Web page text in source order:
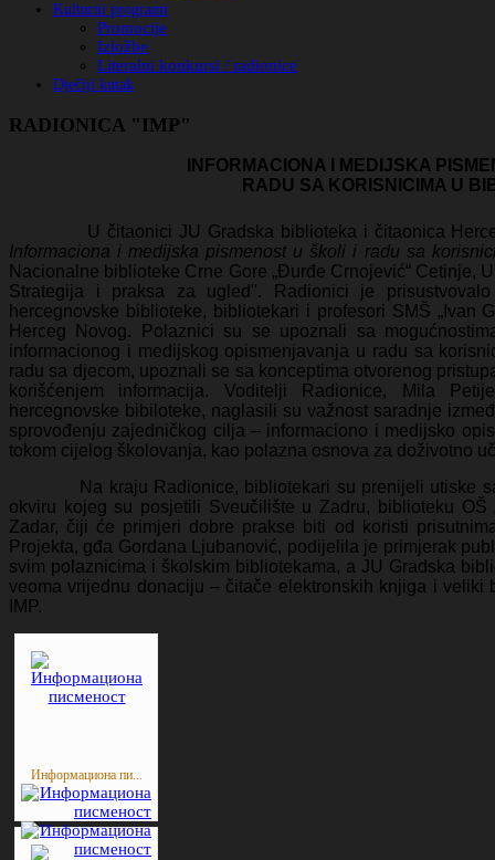
Kulturni programi
Promocije
Izložbe
Literalni konkursi / radionice
Dječiji kutak
RADIONICA "IMP"
INFORMACIONA I MEDIJSKA
RADU SA KORISNICIMA U
U čitaonici JU Gradska biblioteka i čitaonica Herceg
Informaciona i medijska pismenost u školi i radu sa
Nacionalne biblioteke Crne Gore „Đurđe Crnojević“ Cetinje,
Strategija i praksa za ugled". Radionici je
hercegnovske biblioteke, bibliotekari i profesori SMŠ „Ivan
Herceg Novog. Polaznici su se upoznali sa
informacionog i medijskog opismenjavanja u radu sa
radu sa djecom, upoznali se sa konceptima otvorenog
korišćenjem informacija. Voditelji Radionice, Mila
hercegnovske bibiloteke, naglasili su važnost saradnje
sprovođenju zajedničkog cilja – informaciono i medijsko
tokom cijelog školovanja, kao polazna osnova za doživotno
Na kraju Radionice, bibliotekari su prenijeli utiske sa
okviru kojeg su posjetili Sveučilište u Zadru, biblioteku OŠ
Zadar, čiji će primjeri dobre prakse biti od koristi
Projekta, gđa Gordana Ljubanović, podijelila je primjerak
svim polaznicima i školskim bibliotekama, a JU Gradska
veoma vrijednu donaciju – čitače elektronskih knjiga i veliki
IMP.
Информациона пи...